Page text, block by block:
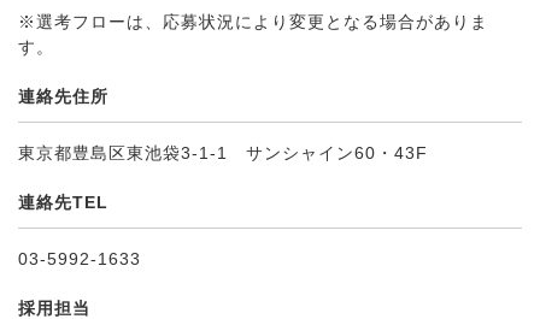
※選考フローは、応募状況により変更となる場合がありま
す。
連絡先住所
東京都豊島区東池袋3-1-1 サンシャイン60・43F
連絡先TEL
03-5992-1633
採用担当